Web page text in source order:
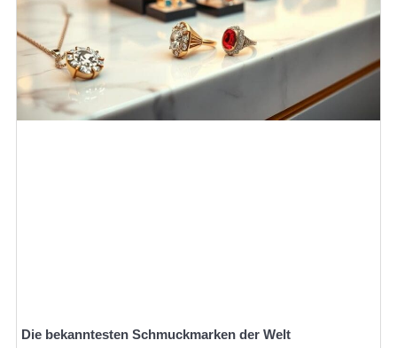
Die bekanntesten Schmuckmarken der Welt